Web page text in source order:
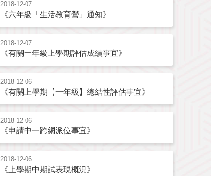
2018-12-07
《六年級「生活教育營」通知》
2018-12-07
《有關一年級上學期評估成績事宜》
2018-12-06
《有關上學期【一年級】總結性評估事宜》
2018-12-06
《申請中一跨網派位事宜》
2018-12-06
《上學期中期試表現概況》